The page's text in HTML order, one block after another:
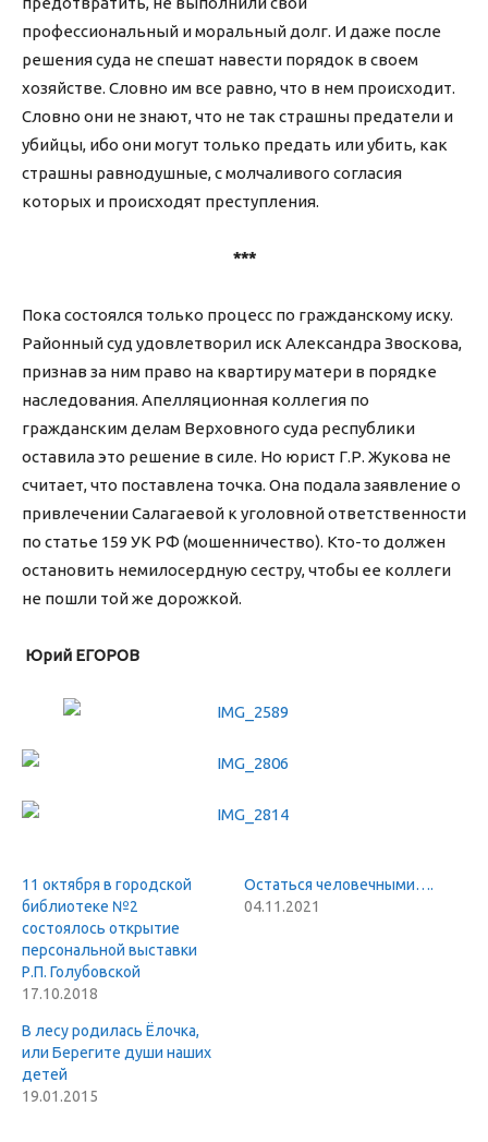
профессиональный и моральный долг. И даже после
решения суда не спешат навести порядок в своем
хозяйстве. Словно им все равно, что в нем происходит.
Словно они не знают, что не так страшны предатели и
убийцы, ибо они могут только предать или убить, как
страшны равнодушные, с молчаливого согласия
которых и происходят преступления.
***
Пока состоялся только процесс по гражданскому иску.
Районный суд удовлетворил иск Александра Звоскова,
признав за ним право на квартиру матери в порядке
наследования. Апелляционная коллегия по
гражданским делам Верховного суда республики
оставила это решение в силе. Но юрист Г.Р. Жукова не
считает, что поставлена точка. Она подала заявление о
привлечении Салагаевой к уголовной ответственности
по статье 159 УК РФ (мошенничество). Кто-то должен
остановить немилосердную сестру, чтобы ее коллеги
не пошли той же дорожкой.
Юрий ЕГОРОВ
11 октября в городской
библиотеке №2
состоялось открытие
персональной выставки
Р.П. Голубовской
17.10.2018
Остаться человечными….
04.11.2021
В лесу родилась Ёлочка,
или Берегите души наших
детей
19.01.2015